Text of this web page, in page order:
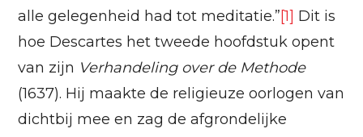
alle gelegenheid had tot meditatie.”[1] Dit is
hoe Descartes het tweede hoofdstuk opent
van zijn Verhandeling over de Methode
(1637). Hij maakte de religieuze oorlogen van
dichtbij mee en zag de afgrondelijke